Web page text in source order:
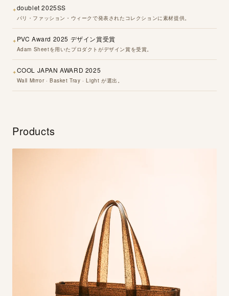
プライバシーポリシー
✦doublet 2025SS
パリ・ファッション・ウィークで発表されたコレクションに素材提供。
✦ PVC Award 2025 デザイン賞受賞
Adam Sheetを用いたプロダクトがデザイン賞を受賞。
✦COOL JAPAN AWARD 2025
Wall Mirror · Basket Tray · Light が選出。
Products